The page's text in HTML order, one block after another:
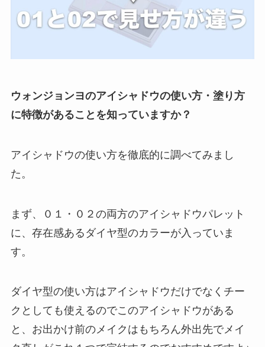
ウォンジョンヨのアイシャドウの使い方・塗り方
に特徴があることを知っていますか？
アイシャドウの使い方を徹底的に調べてみまし
た。
まず、０１・０２の両方のアイシャドウパレット
に、存在感あるダイヤ型のカラーが入っていま
す。
ダイヤ型の使い方はアイシャドウだけでなくチー
クとしても使えるのでこのアイシャドウがある
と、お出かけ前のメイクはもちろん外出先でメイ